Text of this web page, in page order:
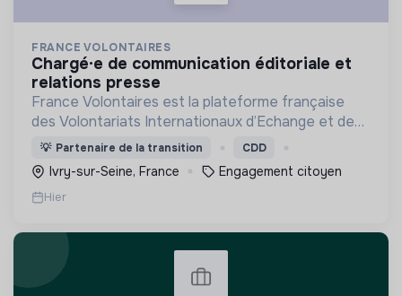
FRANCE VOLONTAIRES
chargé·e de communication éditoriale et
relations presse
France Volontaires est la plateforme française
des Volontariats Internationaux d’Echange et de
Solidarité.
💡 Partenaire de la transition CDD
Ivry-sur-Seine, France Engagement citoyen
Hier